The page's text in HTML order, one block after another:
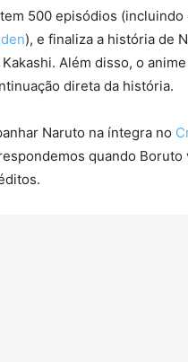
500 episódios (incluindo
), e finaliza a história de
Além disso, o
direta da história.
Naruto na íntegra no
quando Boruto